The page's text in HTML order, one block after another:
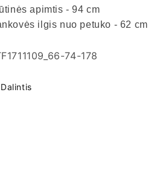
apimtis - 94 cm
ilgis nuo petuko - 62 cm
74-178
Dalintis